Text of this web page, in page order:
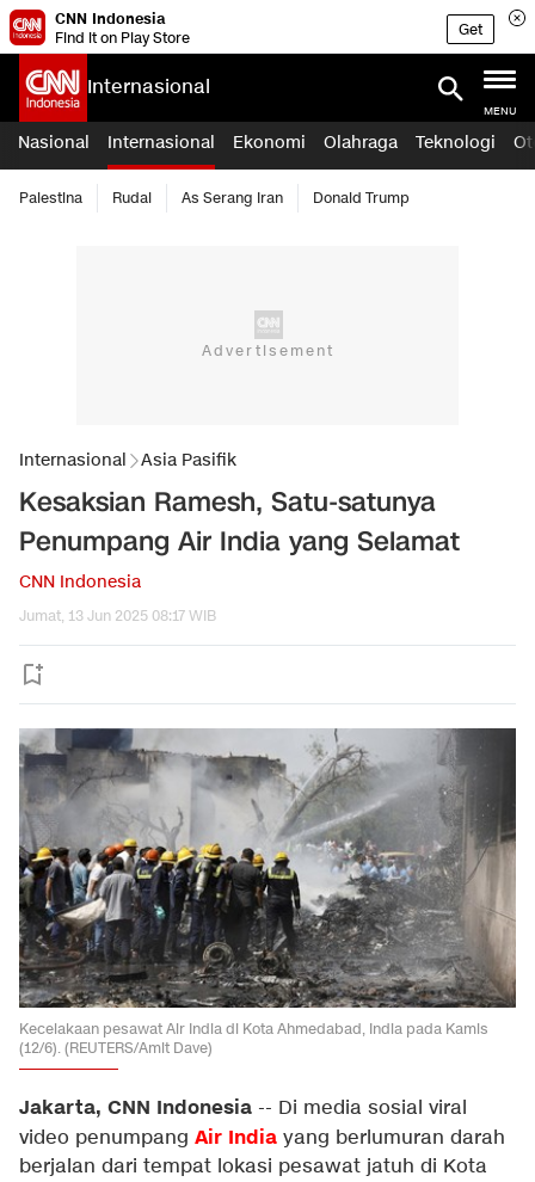
CNN Indonesia
Find it on Play Store
Get
Internasional
MENU
Nasional Internasional Ekonomi Olahraga Teknologi
Palestina Rudal As Serang Iran Donald Trump
Internasional Asia Pasifik
Kesaksian Ramesh, Satu-satunya
Penumpang Air India yang Selamat
CNN Indonesia
Jumat, 13 Jun 2025 08:17 WIB
Kecelakaan pesawat Air India di Kota Ahmedabad, India pada Kamis
(12/6). (REUTERS/Amit Dave)
Jakarta, CNN Indonesia -- Di media sosial viral
video penumpang Air India yang berlumuran darah
berjalan dari tempat lokasi pesawat jatuh di Kota